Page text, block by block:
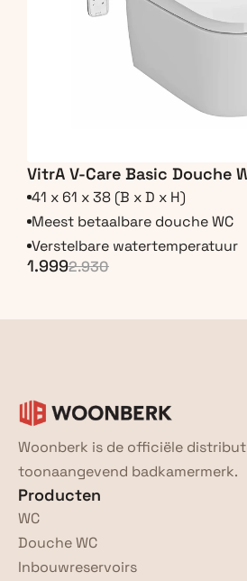
VitrA V-Care Basic Douche
41 x 61 x 38 (B x D x H)
Meest betaalbare douche WC
Verstelbare watertemperatuur
1.9992.930
Woonberk is de officiële
toonaangevend badkamermerk.
Producten
WC
Douche WC
Inbouwreservoirs